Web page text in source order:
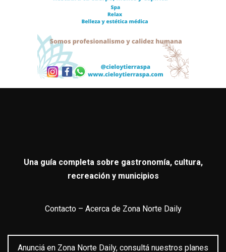
Una guía completa sobre gastronomía, cultura,
recreación y municipios
Contacto– Acerca de Zona Norte Daily
Anunciá en Zona Norte Daily, consultá nuestros planes